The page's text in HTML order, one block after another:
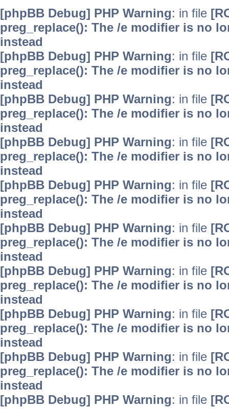
[phpBB Debug] PHP Warning: in file
preg_replace(): The /e modifier is no
instead
[phpBB Debug] PHP Warning: in file
preg_replace(): The /e modifier is no
instead
[phpBB Debug] PHP Warning: in file
preg_replace(): The /e modifier is no
instead
[phpBB Debug] PHP Warning: in file
preg_replace(): The /e modifier is no
instead
[phpBB Debug] PHP Warning: in file
preg_replace(): The /e modifier is no
instead
[phpBB Debug] PHP Warning: in file
preg_replace(): The /e modifier is no
instead
[phpBB Debug] PHP Warning: in file
preg_replace(): The /e modifier is no
instead
[phpBB Debug] PHP Warning: in file
preg_replace(): The /e modifier is no
instead
[phpBB Debug] PHP Warning: in file
preg_replace(): The /e modifier is no
instead
[phpBB Debug] PHP Warning: in file